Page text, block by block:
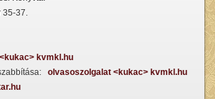
35-37.
kvmkl.hu
olvasoszolgalat <kukac> kvmkl.hu